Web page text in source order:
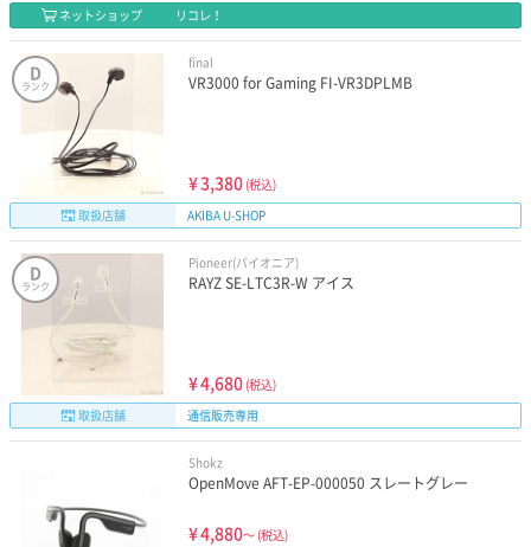
ネットショップ
リコレ！
D
ランク
final
VR3000 for Gaming FI-VR3DPLMB
¥3,380 (税込)
取扱店舗
AKIBA U-SHOP
D
ランク
Pioneer(パイオニア)
RAYZ SE-LTC3R-W アイス
¥4,680 (税込)
取扱店舗
通信販売専用
Shokz
OpenMove AFT-EP-000050 スレートグレー
¥4,880～ (税込)